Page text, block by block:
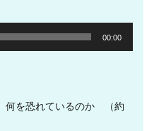
00:00
何を恐れているのか （約